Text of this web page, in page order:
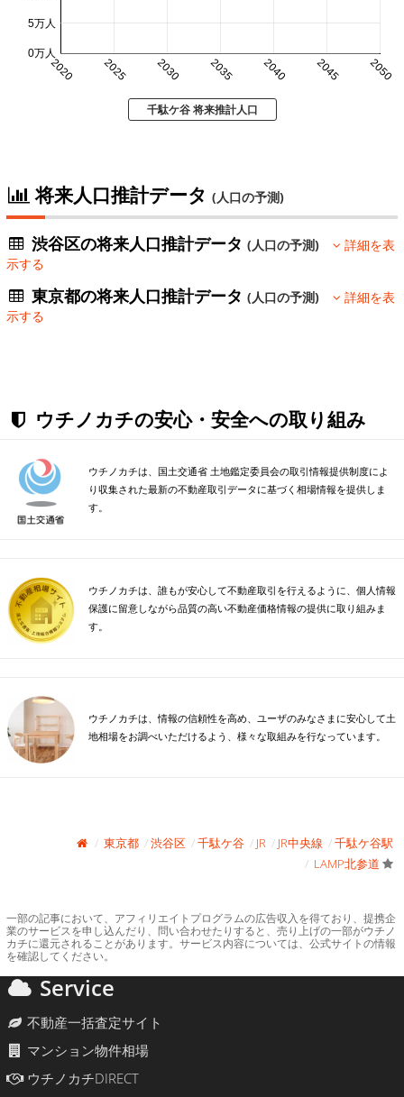
2020 2025 2030 2035 2040 2045 2050
0万人
5万人
千駄ケ谷 将来推計人口
将来人口推計データ (人口の予測)
渋谷区の将来人口推計データ(人口の予測)
詳細を表
示する
東京都の将来人口推計データ(人口の予測)
詳細を表
示する
ウチノカチの安心・安全への取り組み
ウチノカチは、国土交通省 土地鑑定委員会の取引情報提供制度によ
り収集された最新の不動産取引データに基づく相場情報を提供しま
す。
ウチノカチは、誰もが安心して不動産取引を行えるように、個人情報
保護に留意しながら品質の高い不動産価格情報の提供に取り組みま
す。
ウチノカチは、情報の信頼性を高め、ユーザのみなさまに安心して土
地相場をお調べいただけるよう、様々な取組みを行なっています。
東京都 渋谷区 千駄ケ谷 JR JR中央線
千駄ケ谷駅
LAMP北参道
一部の記事において、アフィリエイトプログラムの広告収入を得ており、提携企
業のサービスを申し込んだり、問い合わせたりすると、売り上げの一部がウチノ
カチに還元されることがあります。サービス内容については、公式サイトの情報
を確認してください。
Service
不動産一括査定サイト
マンション物件相場
ウチノカチDIRECT